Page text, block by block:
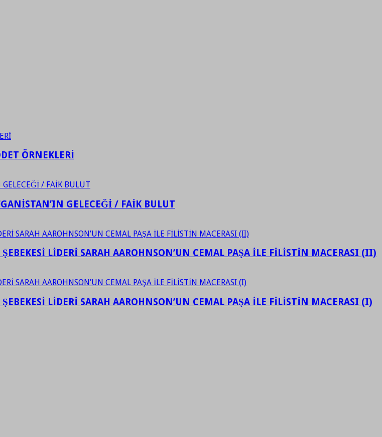
ÖRNEKLERİ
GELECEĞİ / FAİK BULUT
LİDERİ SARAH AAROHNSON’UN CEMAL PAŞA İLE FİLİSTİN MACERASI (II)
LİDERİ SARAH AAROHNSON’UN CEMAL PAŞA İLE FİLİSTİN MACERASI (I)